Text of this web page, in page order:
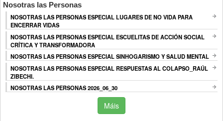
Nosotras las Personas
NOSOTRAS LAS PERSONAS ESPECIAL LUGARES DE NO VIDA PARA
ENCERRAR VIDAS
NOSOTRAS LAS PERSONAS ESPECIAL ESCUELITAS DE ACCIÓN SOCIAL
CRÍTICA Y TRANSFORMADORA
NOSOTRAS LAS PERSONAS ESPECIAL SINHOGARISMO Y SALUD MENTAL
NOSOTRAS LAS PERSONAS ESPECIAL RESPUESTAS AL COLAPSO_RAÚL
ZIBECHI.
NOSOTRAS LAS PERSONAS 2026_06_30
Máis